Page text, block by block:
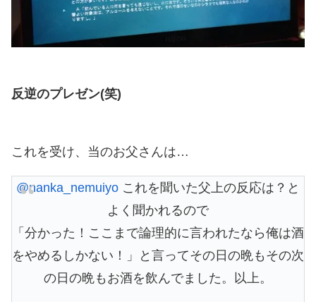
反逆のプレゼン(笑)
これを受け、当のお父さんは…
@nanka_nemuiyo これを聞いた父上の反応は？と
よく聞かれるので
「分かった！ここまで論理的に言われたなら俺は酒
をやめるしかない！」と言ってその日の晩もその次
の日の晩もお酒を飲んでました。以上。